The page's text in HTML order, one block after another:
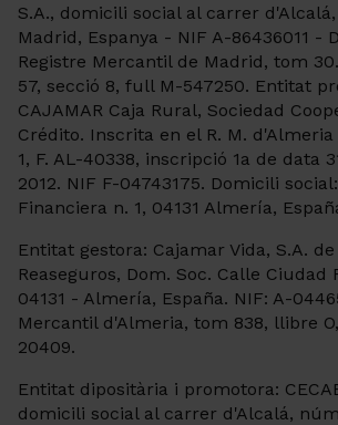
S.A., domicili social al carrer
Madrid, Espanya - NIF A-86436011 -
Registre Mercantil de Madrid, tom
57, secció 8, full M-547250. Entitat
CAJAMAR Caja Rural, Sociedad
Crédito. Inscrita en el R. M. d'Almeria
1, F. AL-40338, inscripció 1a de data
2012. NIF F-04743175. Domicili
Financiera n. 1, 04131 Almería,
Entitat gestora: Cajamar Vida, S.A.
Reaseguros, Dom. Soc. Calle Ciudad
04131 - Almería, España. NIF: A-
Mercantil d'Almeria, tom 838, llibre
20409.
Entitat dipositària i promotora:
domicili social al carrer d'Alcalá,